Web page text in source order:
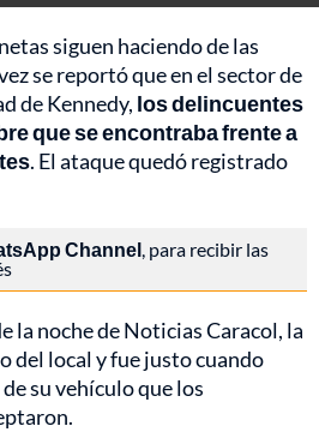
siguen haciendo de las
se reportó que en el sector de
de Kennedy, los delincuentes
que se encontraba frente a
. El ataque quedó registrado
Channel, para recibir las
la noche de Noticias Caracol, la
del local y fue justo cuando
su vehículo que los